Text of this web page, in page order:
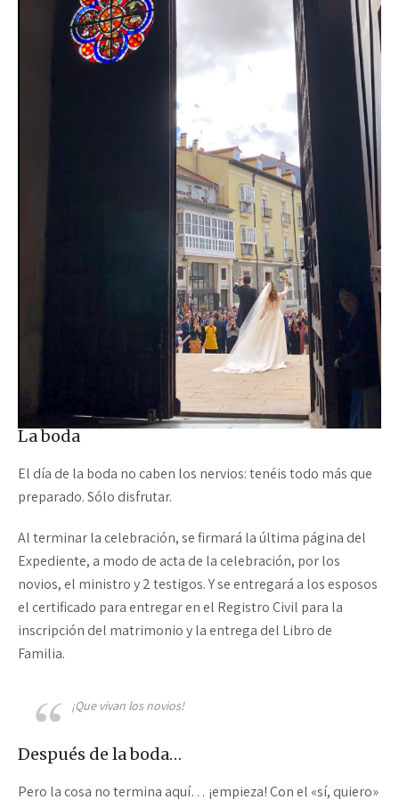
La boda
El día de la boda no caben los nervios: tenéis todo más que
preparado. Sólo disfrutar.
Al terminar la celebración, se firmará la última página del
Expediente, a modo de acta de la celebración, por los
novios, el ministro y 2 testigos. Y se entregará a los esposos
el certificado para entregar en el Registro Civil para la
inscripción del matrimonio y la entrega del Libro de
Familia.
¡Que vivan los novios!
Después de la boda…
Pero la cosa no termina aquí… ¡empieza! Con el «sí, quiero»